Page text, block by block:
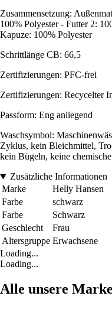
Zusammensetzung:
100% Polyester - Futter 2:
Kapuze: 100% Polyester
Schrittlänge CB: 66,5
Zertifizierungen: PFC-frei
Zertifizierungen: Recycelter
Passform: Eng anliegend
Waschsymbol:
Zyklus, kein Bleichmittel,
kein Bügeln, keine
Zusätzliche Informationen
Marke
Helly Hansen
Farbe
schwarz
Farbe
Schwarz
Geschlecht
Frau
Altersgruppe Erwachsene
Loading...
Loading...
Alle unsere